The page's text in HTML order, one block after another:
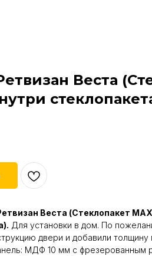
Веста
Веста (Стеклопакет
Для установки в дом. По
двери и добавили толщину
МДФ 10 мм с фрезерованным